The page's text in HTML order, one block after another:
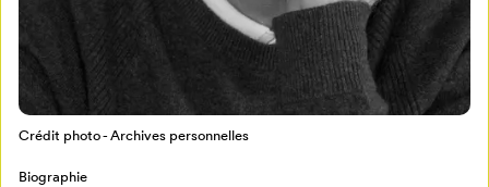
Mon Salon
Programmation
Crédit photo - Archives personnelles
Biographie
Pour enregistrer vos favoris,
connectez-vous ou créez votre profil